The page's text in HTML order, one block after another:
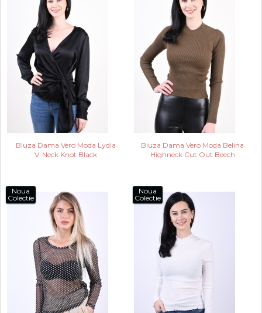
Bluza Dama Vero Moda Lydia
V-Neck Knot Black
Bluza Dama Vero Moda Belina
Highneck Cut Out Beech
Noua
Colectie
Noua
Colectie